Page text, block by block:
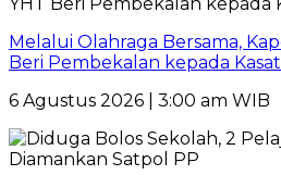
Melalui Olahraga Bersama,
Beri Pembekalan kepada
6 Agustus 2026 | 3:00 am WIB